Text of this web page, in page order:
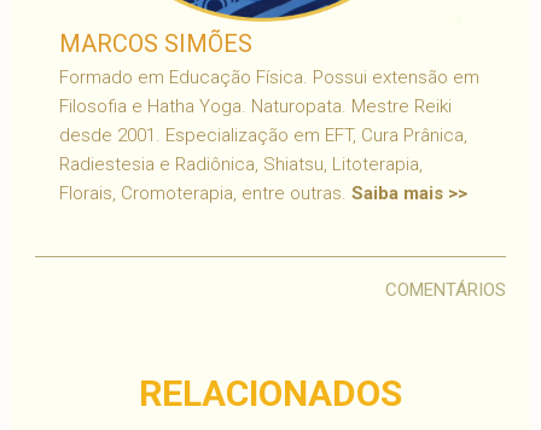
MARCOS SIMÕES
Formado em Educação Física. Possui extensão em
Filosofia e Hatha Yoga. Naturopata. Mestre Reiki
desde 2001. Especialização em EFT, Cura Prânica,
Radiestesia e Radiônica, Shiatsu, Litoterapia,
Florais, Cromoterapia, entre outras. Saiba mais >>
COMENTÁRIOS
RELACIONADOS